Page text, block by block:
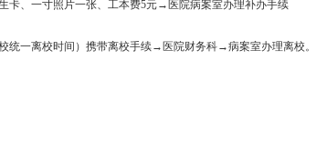
卡、一寸照片一张、工本费5元→医院病案室办理补办手续
统一离校时间）携带离校手续→医院财务科→病案室办理离校。